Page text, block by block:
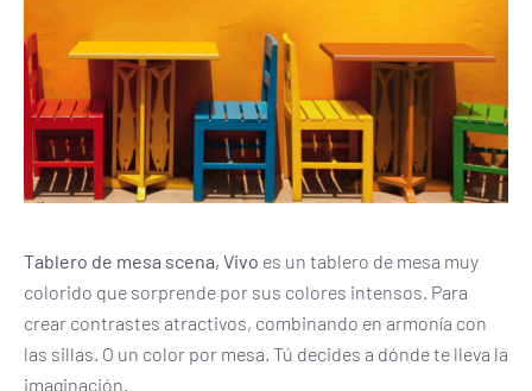
Tablero de mesa scena, Vivo es un tablero de mesa muy
colorido que sorprende por sus colores intensos. Para
crear contrastes atractivos, combinando en armonía con
las sillas. O un color por mesa. Tú decides a dónde te lleva la
imaginación.